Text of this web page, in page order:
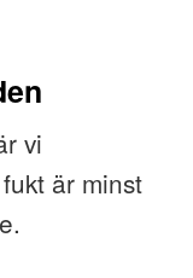
vi
är minst